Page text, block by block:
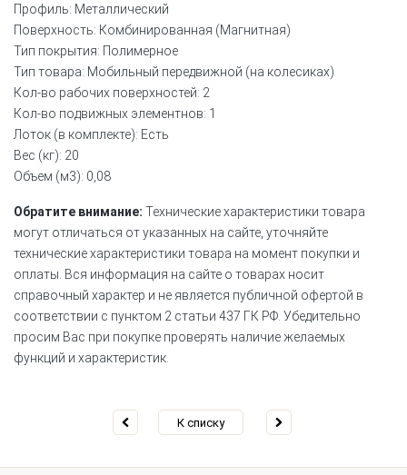
Профиль: Металлический
Поверхность: Комбинированная (Магнитная)
Тип покрытия: Полимерное
Тип товара: Мобильный передвижной (на колесиках)
Кол-во рабочих поверхностей: 2
Кол-во подвижных элементнов: 1
Лоток (в комплекте): Есть
Вес (кг): 20
Объем (м3): 0,08
Обратите внимание: Технические характеристики товара
могут отличаться от указанных на сайте, уточняйте
технические характеристики товара на момент покупки и
оплаты. Вся информация на сайте о товарах носит
справочный характер и не является публичной офертой в
соответствии с пунктом 2 статьи 437 ГК РФ. Убедительно
просим Вас при покупке проверять наличие желаемых
функций и характеристик.
К списку